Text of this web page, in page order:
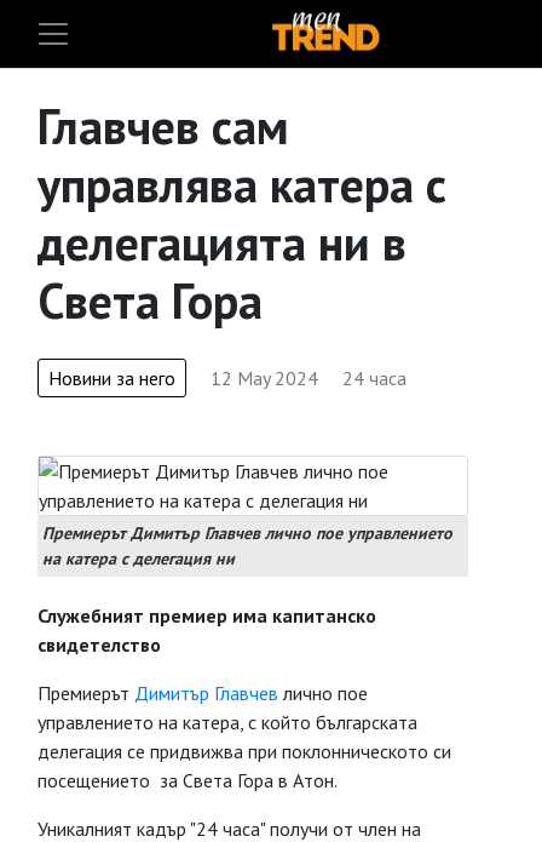
Главчев сам
управлява катера с
делегацията ни в
Света Гора
Новини за него 12 May 2024 24 часа
Премиерът Димитър Главчев лично пое управлението
на катера с делегация ни
Служебният премиер има капитанско
свидетелство
Премиерът Димитър Главчев лично пое
управлението на катера, с който българската
делегация се придвижва при поклонническото си
посещението за Света Гора в Атон.
Уникалният кадър "24 часа" получи от член на